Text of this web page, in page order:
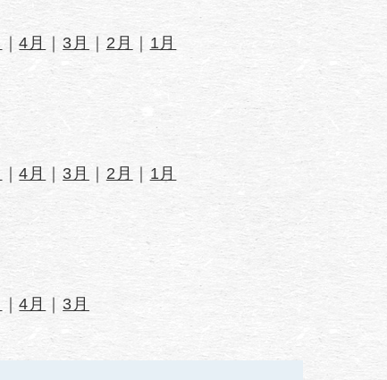
｜4月 ｜3月 2月 1月
｜4月 ｜3月 2月 1月
｜4月 ｜3月